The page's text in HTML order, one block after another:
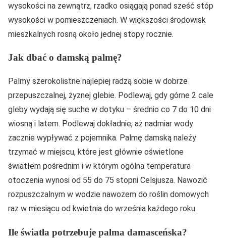
wysokości na zewnątrz, rzadko osiągają ponad sześć stóp
wysokości w pomieszczeniach. W większości środowisk
mieszkalnych rosną około jednej stopy rocznie.
Jak dbać o damską palmę?
Palmy szerokolistne najlepiej radzą sobie w dobrze
przepuszczalnej, żyznej glebie. Podlewaj, gdy górne 2 cale
gleby wydają się suche w dotyku – średnio co 7 do 10 dni
wiosną i latem. Podlewaj dokładnie, aż nadmiar wody
zacznie wypływać z pojemnika. Palmę damską należy
trzymać w miejscu, które jest głównie oświetlone
światłem pośrednim i w którym ogólna temperatura
otoczenia wynosi od 55 do 75 stopni Celsjusza. Nawozić
rozpuszczalnym w wodzie nawozem do roślin domowych
raz w miesiącu od kwietnia do września każdego roku.
Ile światła potrzebuje palma damasceńska?